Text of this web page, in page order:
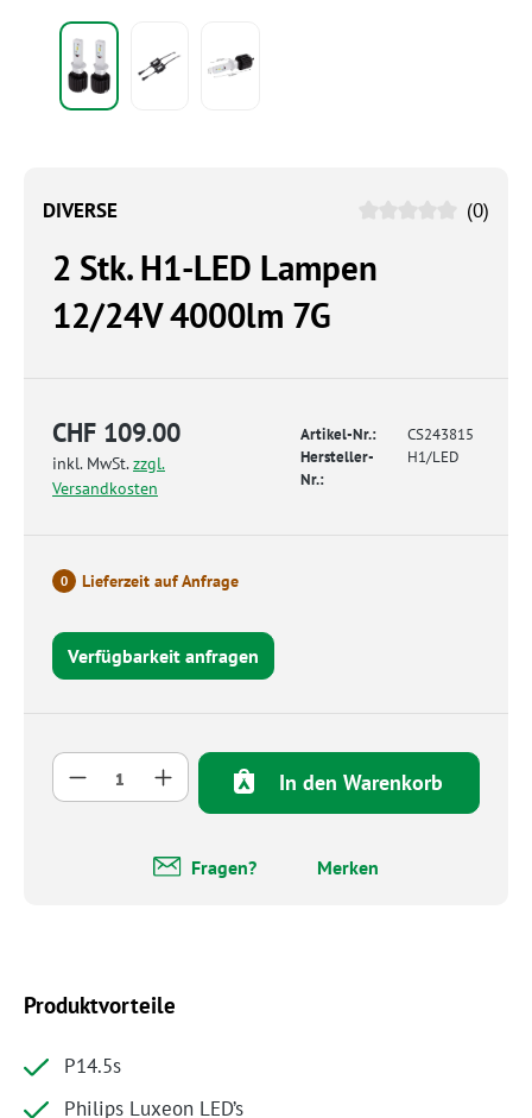
DIVERSE (0)
2 Stk. H1-LED Lampen
12/24V 4000lm 7G
CHF 109.00
inkl. MwSt.zzgl.
Versandkosten
Artikel-Nr.:
CS243815
Hersteller-
Nr.:
H1/LED
0 Lieferzeit auf Anfrage
Verfügbarkeit anfragen
Produkt Anzahl: Gib den gewünschten
In den Warenkorb
Fragen? Merken
Produktvorteile
P14.5s
Philips Luxeon LED’s